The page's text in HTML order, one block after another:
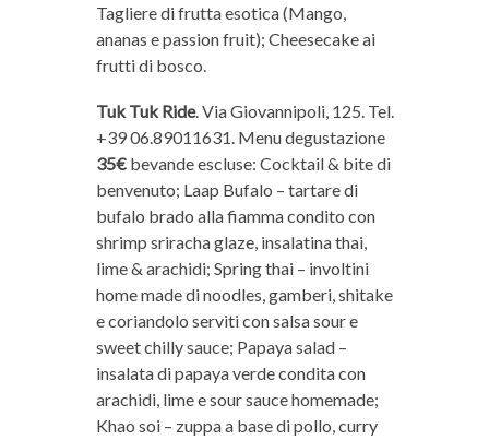
Tagliere di frutta esotica (Mango,
ananas e passion fruit); Cheesecake ai
frutti di bosco.
Tuk Tuk Ride. Via Giovannipoli, 125. Tel.
+39 06.89011631. Menu degustazione
35€bevande escluse: Cocktail & bite di
benvenuto; Laap Bufalo – tartare di
bufalo brado alla fiamma condito con
shrimp sriracha glaze, insalatina thai,
lime & arachidi; Spring thai – involtini
home made di noodles, gamberi, shitake
e coriandolo serviti con salsa sour e
sweet chilly sauce; Papaya salad –
insalata di papaya verde condita con
arachidi, lime e sour sauce homemade;
Khao soi – zuppa a base di pollo, curry